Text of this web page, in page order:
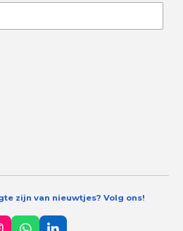
zijn van nieuwtjes? Volg ons!